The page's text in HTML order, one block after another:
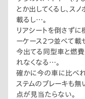
とか出してくるし、
載るし…。
リアシートを倒さず
ーケース2つ並べて載
今出てる同型車と燃
れなくなる…。
確かに今の車に比べ
ステムのブレーキも
点が見当たらない。